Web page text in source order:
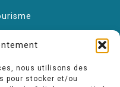
nous utilisons des
pour stocker et/ou